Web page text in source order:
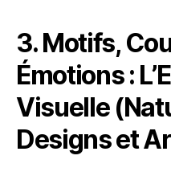
3. Motifs,
Émotions :
Visuelle
Designs et